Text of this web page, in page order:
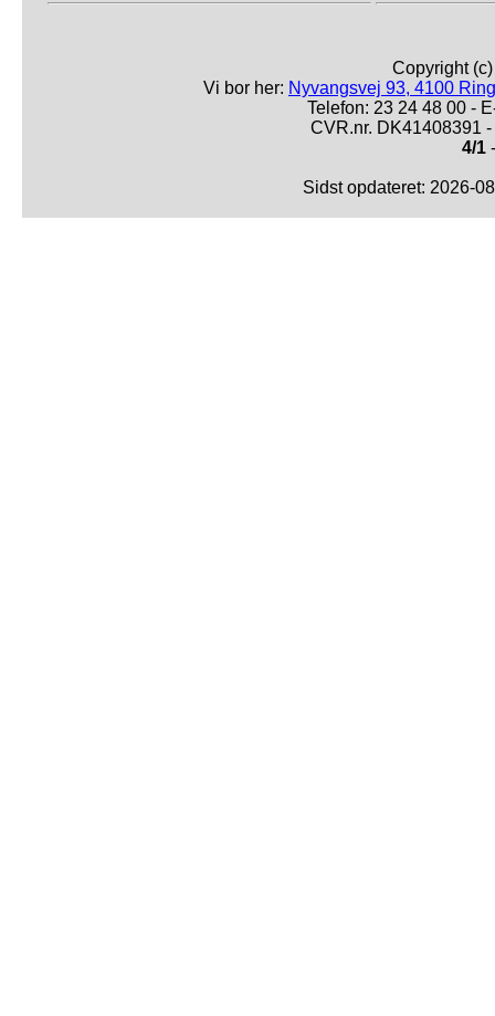
Copyright
Vi bor her: Nyvangsvej 93, 4100
Telefon: 23 24 48 00 -
CVR.nr. DK41408391
4/1
Sidst opdateret: 2026-